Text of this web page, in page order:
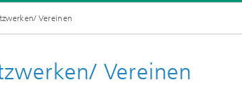
Vereinen
Vereinen